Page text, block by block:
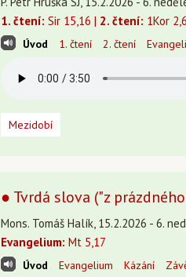
1. čtení: Sir 15,16 | 2. čtení: 1Kor
Úvod 1. čtení 2. čtení
Mezidobí
● Tvrdá slova ("z
Mons. Tomáš Halík, 15.2.2026 - 6.
Evangelium: Mt 5,17
Úvod Evangelium Kázání